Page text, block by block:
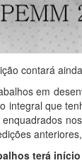
contará
em
integral que
terá